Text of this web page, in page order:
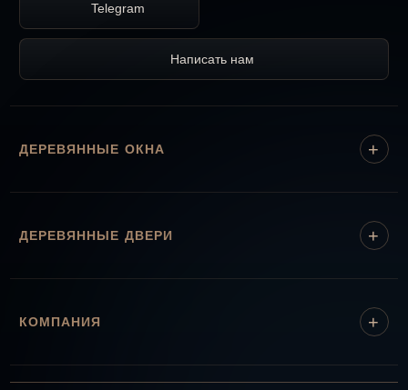
ДЕРЕВЯННЫЕ ОКНА
ДЕРЕВЯННЫЕ ДВЕРИ
КОМПАНИЯ
Telegram
Написать нам